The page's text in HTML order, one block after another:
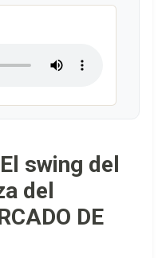
swing del
del
DE